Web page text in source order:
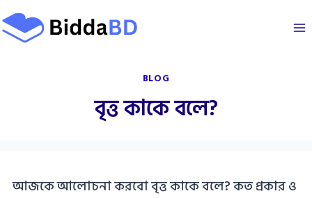
Skip
to
BLOG
বৃত্ত কাকে বলে?
আজকে আলোচনা করবো বৃত্ত কাকে বলে? কত প্রকার ও